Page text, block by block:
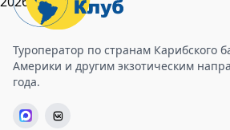
Туроператор по странам Карибского
Америки и другим экзотическим
года.